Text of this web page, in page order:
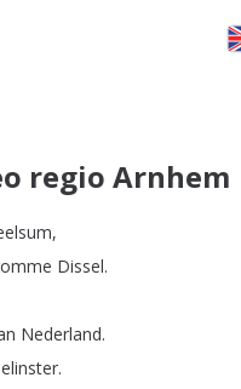
regio Arnhem
,
Dissel.
Nederland.
.